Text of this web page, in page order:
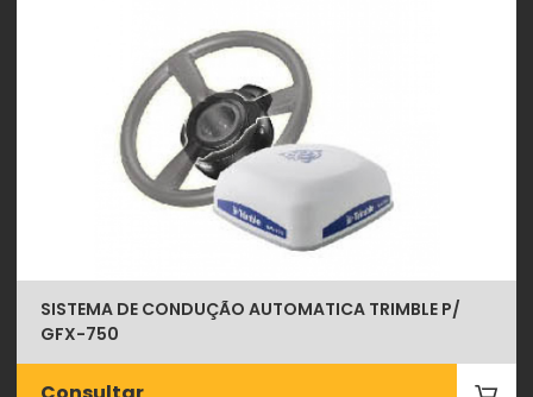
SISTEMA DE CONDUÇÃO AUTOMATICA TRIMBLE P/
GFX-750